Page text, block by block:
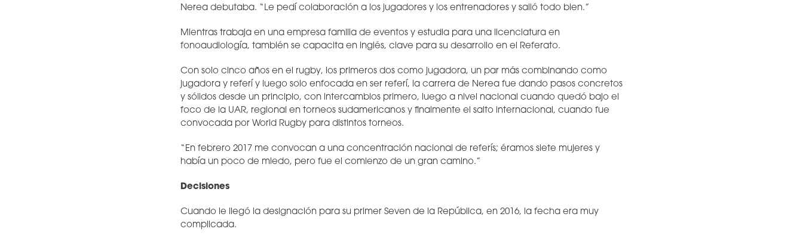
Nerea debutaba. “Le pedí colaboración a los jugadores y los entrenadores y salió todo bien.”
Mientras trabaja en una empresa familia de eventos y estudia para una licenciatura en
fonoaudiología, también se capacita en inglés, clave para su desarrollo en el Referato.
Con solo cinco años en el rugby, los primeros dos como jugadora, un par más combinando como
jugadora y referí y luego solo enfocada en ser referí, la carrera de Nerea fue dando pasos concretos
y sólidos desde un principio, con intercambios primero, luego a nivel nacional cuando quedó bajo el
foco de la UAR, regional en torneos sudamericanos y finalmente el salto internacional, cuando fue
convocada por World Rugby para distintos torneos.
“En febrero 2017 me convocan a una concentración nacional de referís; éramos siete mujeres y
había un poco de miedo, pero fue el comienzo de un gran camino.”
Decisiones
Cuando le llegó la designación para su primer Seven de la República, en 2016, la fecha era muy
complicada.